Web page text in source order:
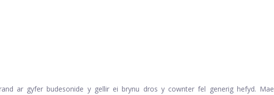
ar gyfer budesonide y gellir ei brynu dros y cownter fel generig hefyd. Mae